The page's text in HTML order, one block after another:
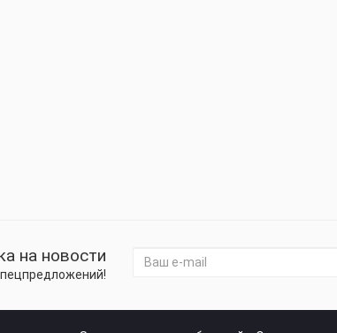
на новости